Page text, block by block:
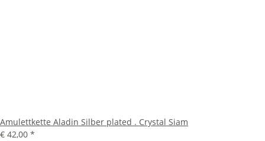
Amulettkette Aladin Silber plated . Crystal Siam
€ 42,00 *